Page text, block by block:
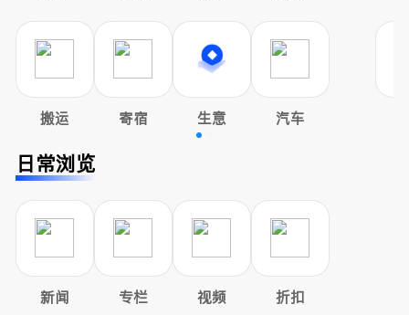
搬运 寄宿 生意 汽车
日常浏览
新闻 专栏 视频 折扣